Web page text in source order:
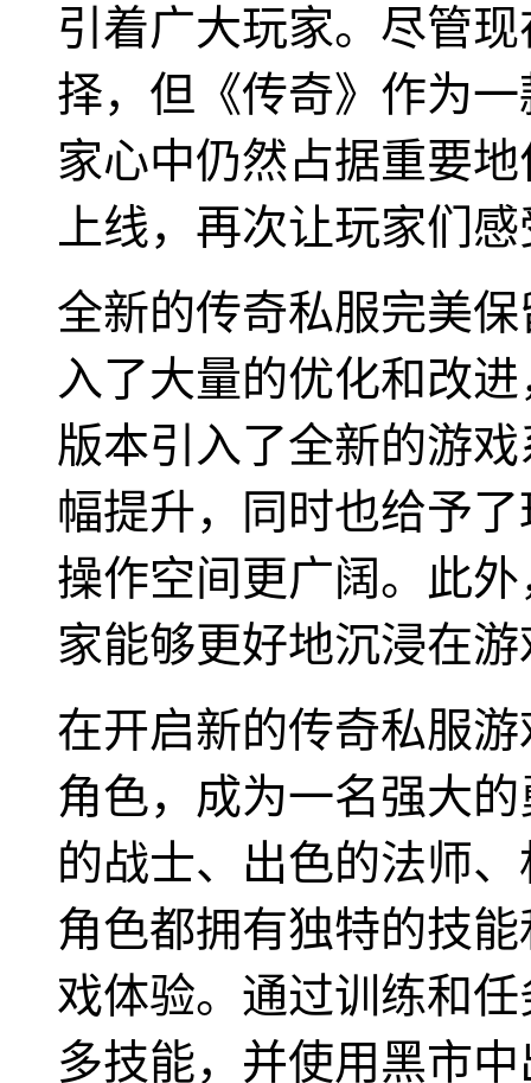
引着广大玩家。尽管
择，但《传奇》作为
家心中仍然占据重要
上线，再次让玩家们
全新的传奇私服完美
入了大量的优化和改
版本引入了全新的游
幅提升，同时也给予
操作空间更广阔。此
家能够更好地沉浸在
在开启新的传奇私服
角色，成为一名强大
的战士、出色的法师
角色都拥有独特的技
戏体验。通过训练和
多技能，并使用黑市